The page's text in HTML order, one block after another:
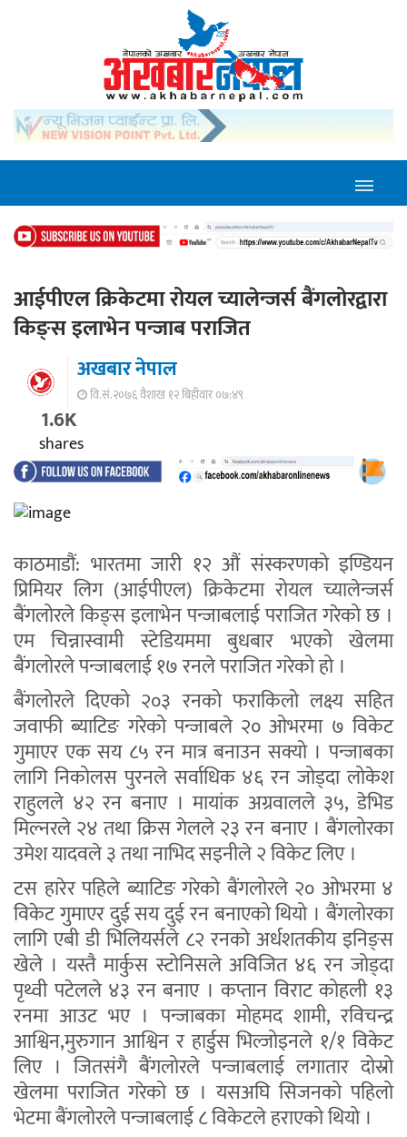
आईपीएल क्रिकेटमा रोयल च्यालेन्जर्स बैंगलोरद्वारा
किङ्स इलाभेन पन्जाब पराजित
अखबार नेपाल
वि.सं.२०७६ वैशाख १२ बिहीवार ०७:४९
1.6K
shares
काठमाडौं: भारतमा जारी १२ औं संस्करणको इण्डियन
प्रिमियर लिग (आईपीएल) क्रिकेटमा रोयल च्यालेन्जर्स
बैंगलोरले किङ्स इलाभेन पन्जाबलाई पराजित गरेको छ ।
एम चिन्नास्वामी स्टेडियममा बुधबार भएको खेलमा
बैंगलोरले पन्जाबलाई १७ रनले पराजित गरेको हो ।
बैंगलोरले दिएको २०३ रनको फराकिलो लक्ष्य सहित
जवाफी ब्याटिङ गरेको पन्जाबले २० ओभरमा ७ विकेट
गुमाएर एक सय ८५ रन मात्र बनाउन सक्यो । पन्जाबका
लागि निकोलस पुरनले सर्वाधिक ४६ रन जोड्दा लोकेश
राहुलले ४२ रन बनाए । मायांक अग्रवालले ३५, डेभिड
मिल्नरले २४ तथा क्रिस गेलले २३ रन बनाए । बैंगलोरका
उमेश यादवले ३ तथा नाभिद सइनीले २ विकेट लिए ।
टस हारेर पहिले ब्याटिङ गरेको बैंगलोरले २० ओभरमा ४
विकेट गुमाएर दुई सय दुई रन बनाएको थियो । बैंगलोरका
लागि एबी डी भिलियर्सले ८२ रनको अर्धशतकीय इनिङ्स
खेले । यस्तै मार्कुस स्टोनिसले अविजित ४६ रन जोड्दा
पृथ्वी पटेलले ४३ रन बनाए । कप्तान विराट कोहली १३
रनमा आउट भए । पन्जाबका मोहमद शामी, रविचन्द्र
आश्विन,मुरुगान आश्विन र हार्डुस भिल्जोइनले १/१ विकेट
लिए । जितसंगै बैंगलोरले पन्जाबलाई लगातार दोस्रो
खेलमा पराजित गरेको छ । यसअघि सिजनको पहिलो
भेटमा बैंगलोरले पन्जाबलाई ८ विकेटले हराएको थियो ।